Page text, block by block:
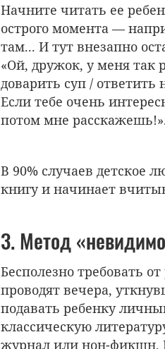
Начните читать ее
острого момента —
там... И тут внезапно
«Ой, дружок, у меня так
доварить суп /
Если тебе очень
потом мне
В 90% случаев детское
книгу и начинает
3. Метод
Бесполезно требовать
проводят вечера,
подавать ребенку
классическую
журнал или нон-фикшн.